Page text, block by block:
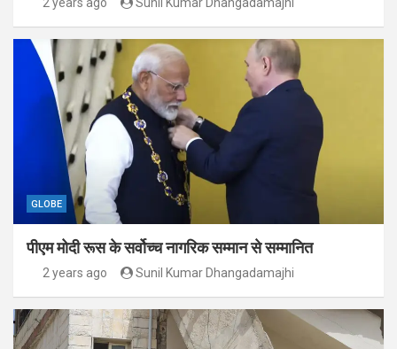
GLOBE
पीएम मोदी रूस के सर्वोच्च नागरिक सम्मान से सम्मानित
2 years ago Sunil Kumar Dhangadamajhi